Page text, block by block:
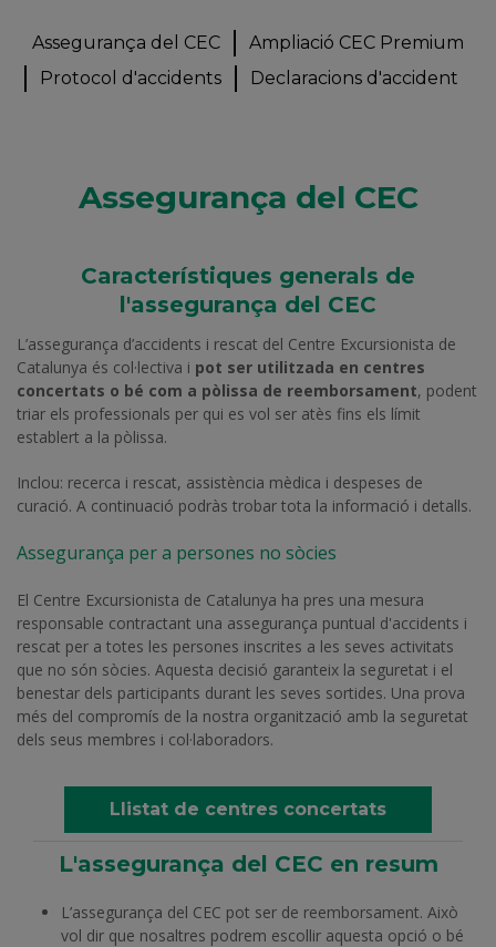
Assegurança del CEC
Ampliació CEC Premium
Protocol d'accidents
Declaracions d'accident
Assegurança del CEC
Característiques generals de
l'assegurança del CEC
L’assegurança d’accidents i rescat del Centre Excursionista de
Catalunya és col·lectiva i pot ser utilitzada en centres
concertats o bé com a pòlissa de reemborsament, podent
triar els professionals per qui es vol ser atès fins els límit
establert a la pòlissa.
Inclou: recerca i rescat, assistència mèdica i despeses de
curació. A continuació podràs trobar tota la informació i detalls.
Assegurança per a persones no sòcies
El Centre Excursionista de Catalunya ha pres una mesura
responsable contractant una assegurança puntual d'accidents i
rescat per a totes les persones inscrites a les seves activitats
que no són sòcies. Aquesta decisió garanteix la seguretat i el
benestar dels participants durant les seves sortides. Una prova
més del compromís de la nostra organització amb la seguretat
dels seus membres i col·laboradors.
Llistat de centres concertats
L'assegurança del CEC en resum
L’assegurança del CEC pot ser de reemborsament. Això
vol dir que nosaltres podrem escollir aquesta opció o bé